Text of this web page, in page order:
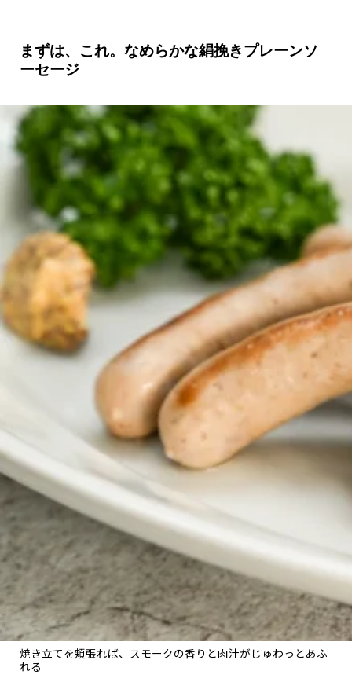
まずは、これ。なめらかな絹挽きプレーンソ
ーセージ
焼き立てを頬張れば、スモークの香りと肉汁がじゅわっとあふ
れる